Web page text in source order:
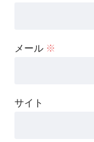
メール ※
サイト